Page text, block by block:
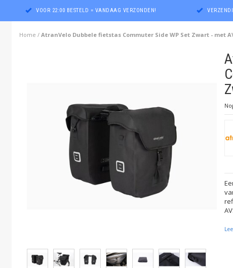
VOOR 22:00 BESTELD = VANDAAG VERZONDEN!
Home / AtranVelo Dubbele fietstas Commuter Side WP Set Zwart - met